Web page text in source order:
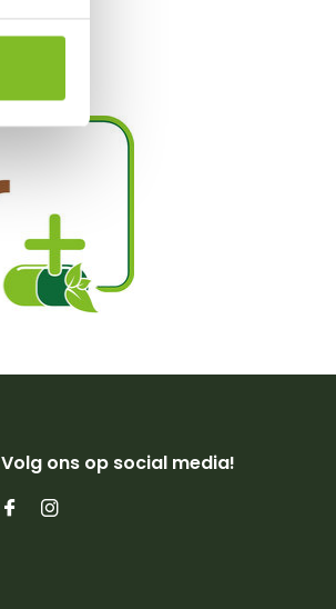
Volg ons op social media!